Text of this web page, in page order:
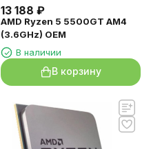
13 188 ₽
AMD Ryzen 5 5500GT AM4
(3.6GHz) OEM
В наличии
В корзину